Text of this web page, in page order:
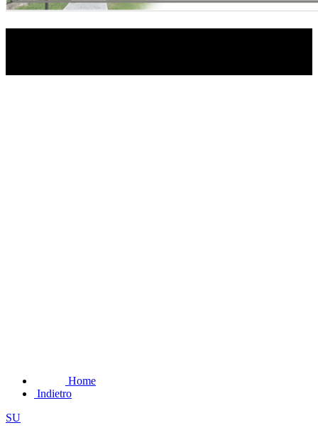
Home
Indietro
SU